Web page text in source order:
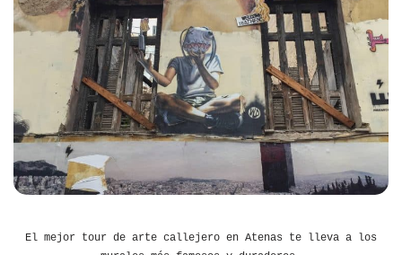
El mejor tour de arte callejero en Atenas te lleva a los